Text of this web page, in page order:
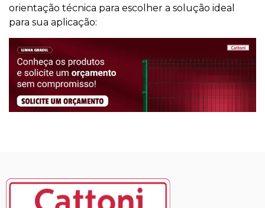
orientação técnica para escolher a solução ideal
para sua aplicação: